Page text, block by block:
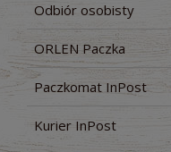
Odbiór osobisty
ORLEN Paczka
Paczkomat InPost
Kurier InPost